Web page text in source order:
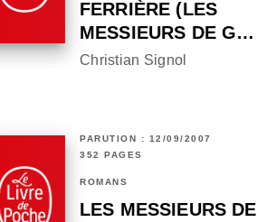
FERRIÈRE (LES
MESSIEURS DE G…
Christian Signol
PARUTION : 12/09/2007
352 PAGES
ROMANS
LES MESSIEURS DE